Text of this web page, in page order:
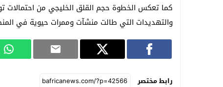
كما تعكس الخطوة حجم القلق الخليجي من احتمالات
والتهديدات التي طالت منشآت وممرات حيوية في
رابط مختصر